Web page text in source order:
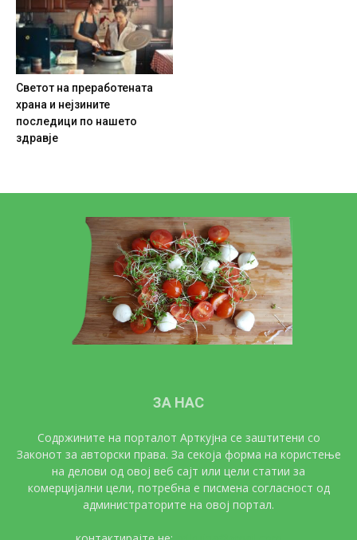
Светот на преработената
храна и нејзините
последици по нашето
здравје
ЗА НАС
Содржините на порталот Арткујна се заштитени со
Законот за авторски права. За секоја форма на користење
на делови од овој веб сајт или цели статии за
комерцијални цели, потребна е писмена согласност од
администраторите на овој портал.